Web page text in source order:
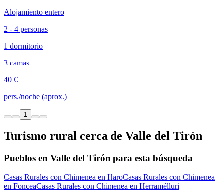
Alojamiento entero
2 - 4 personas
1 dormitorio
3 camas
40 €
pers./noche (aprox.)
1
Turismo rural cerca de Valle del Tirón
Pueblos en Valle del Tirón para esta búsqueda
Casas Rurales con Chimenea en HaroCasas Rurales con Chimenea
en FonceaCasas Rurales con Chimenea en Herramélluri